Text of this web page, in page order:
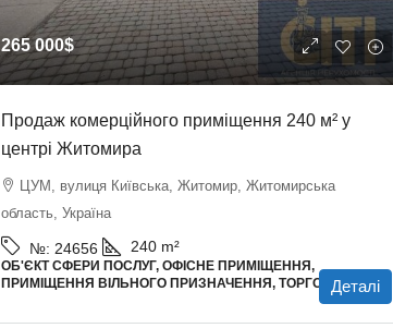
265 000$
Продаж комерційного приміщення 240 м² у
центрі Житомира
ЦУМ, вулиця Київська, Житомир, Житомирська
область, Україна
№: 24656 240 m²
ОБ'ЄКТ СФЕРИ ПОСЛУГ, ОФІСНЕ ПРИМІЩЕННЯ,
ПРИМІЩЕННЯ ВІЛЬНОГО ПРИЗНАЧЕННЯ, ТОРГОВІ ПЛОЩІ
Деталі